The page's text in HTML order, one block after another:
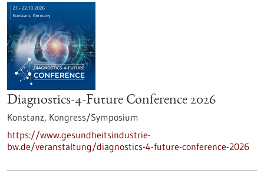
Diagnostics-4-Future Conference 2026
Konstanz, Kongress/Symposium
https://www.gesundheitsindustrie-
bw.de/veranstaltung/diagnostics-4-future-conference-2026